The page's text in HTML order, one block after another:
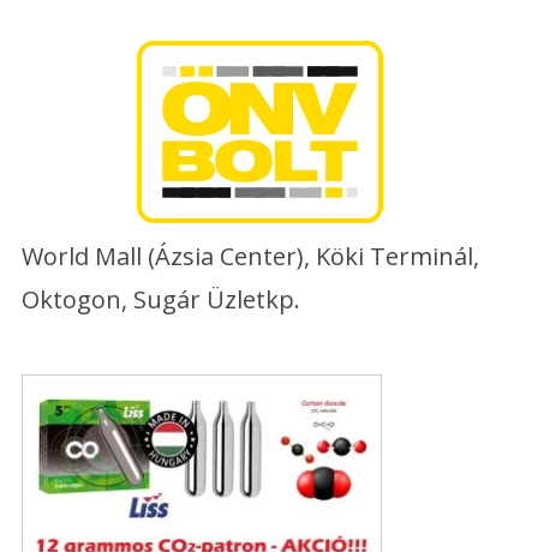
World Mall (Ázsia Center), Köki Terminál,
Oktogon, Sugár Üzletkp.